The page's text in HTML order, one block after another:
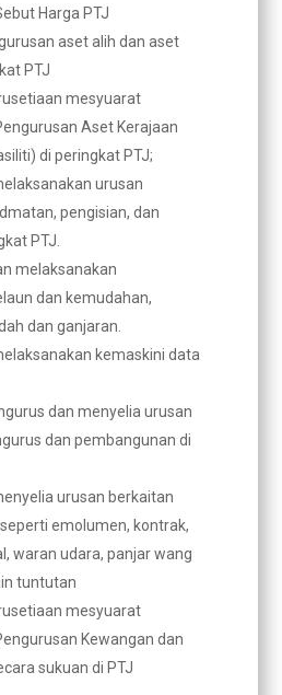
Harga PTJ
aset alih dan aset
PTJ
mesyuarat
Aset Kerajaan
di peringkat PTJ;
urusan
pengisian, dan
PTJ.
melaksanakan
dan kemudahan,
dan ganjaran.
kemaskini data
dan menyelia urusan
dan pembangunan di
urusan berkaitan
emolumen, kontrak,
waran udara, panjar wang
tuntutan
mesyuarat
Kewangan dan
sukuan di PTJ